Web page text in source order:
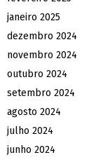
janeiro 2025
dezembro 2024
novembro 2024
outubro 2024
setembro 2024
agosto 2024
julho 2024
junho 2024